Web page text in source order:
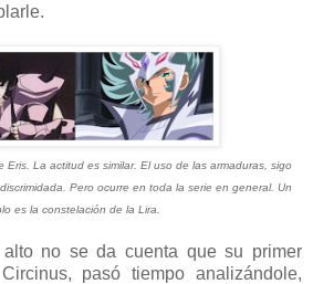
La actitud es similar. El uso de las armaduras, sigo
Pero ocurre en toda la serie en general. Un
es la constelación de la Lira.
no se da cuenta que su primer
pasó tiempo analizándole,